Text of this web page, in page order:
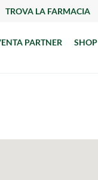
TROVA LA FARMACIA
PARTNER SHOP